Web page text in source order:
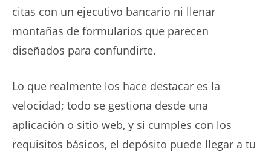
citas con un ejecutivo bancario ni llenar
montañas de formularios que parecen
diseñados para confundirte.
Lo que realmente los hace destacar es la
velocidad; todo se gestiona desde una
aplicación o sitio web, y si cumples con los
requisitos básicos, el depósito puede llegar a tu